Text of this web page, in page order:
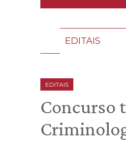
EDITAIS
EDITAIS
Concurso